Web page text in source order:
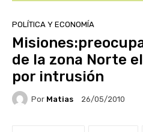
POLÍTICA Y ECONOMÍA
de la zona Norte
por intrusión
Por Matias 26/05/2010